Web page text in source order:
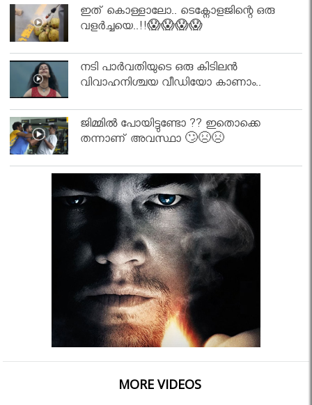
ഇത് കൊള്ളാലോ.. ടെക്നോളജിന്റെ ഒരു
വളർച്ചയെ..!!😱😱😱😱
നടി പാർവതിയുടെ ഒരു കിടിലൻ
വിവാഹനിശ്ചയ വീഡിയോ കാണാം..
ജിമ്മിൽ പോയിട്ടുണ്ടോ ?? ഇതൊക്കെ
തന്നാണ് അവസ്ഥാ 🙄😣😣
MORE VIDEOS